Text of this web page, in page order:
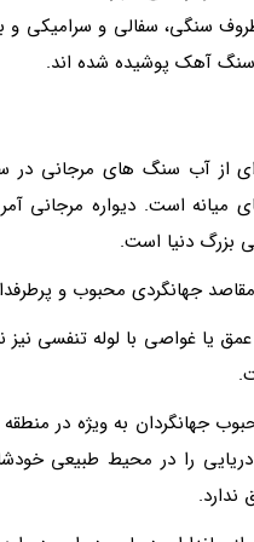
سنگی، سفالی و سرامیکی و
سنگ آهک پوشیده شده اند.
بزرگ دنیا است.
مقاصد جهانگردی محبوب و
غواصی با لوله تنفسی نیز
جهانگردان به ویژه در
دریایی را در محیط طبیعی